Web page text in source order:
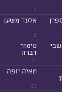
3
9
אלעד משען
15
טימור
דברה
21
מאיה יופה